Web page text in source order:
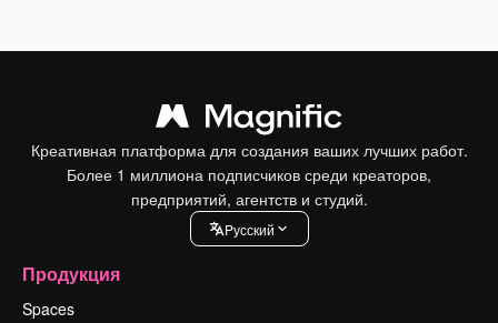
Креативная платформа для создания ваших лучших работ.
Более 1 миллиона подписчиков среди креаторов,
предприятий, агентств и студий.
Pусский
Продукция
Spaces